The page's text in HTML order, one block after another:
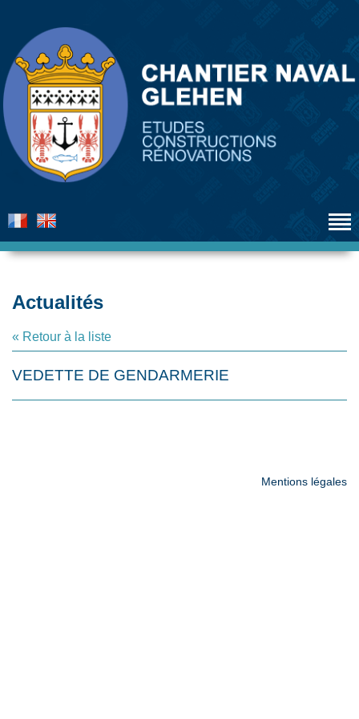
Actualités
« Retour à la liste
VEDETTE DE GENDARMERIE
Mentions légales